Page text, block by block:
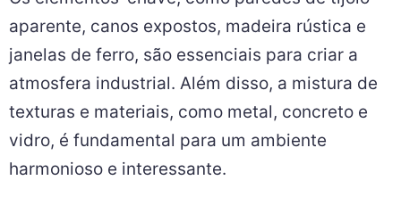
aparente, canos expostos, madeira rústica e
janelas de ferro, são essenciais para criar a
atmosfera industrial. Além disso, a mistura de
texturas e materiais, como metal, concreto e
vidro, é fundamental para um ambiente
harmonioso e interessante.